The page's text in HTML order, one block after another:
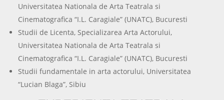
Universitatea Nationala de Arta Teatrala si
Cinematografica “I.L. Caragiale” (UNATC), Bucuresti
Studii de Licenta, Specializarea Arta Actorului,
Universitatea Nationala de Arta Teatrala si
Cinematografica “I.L. Caragiale” (UNATC), Bucuresti
Studii fundamentale in arta actorului, Universitatea
“Lucian Blaga”, Sibiu